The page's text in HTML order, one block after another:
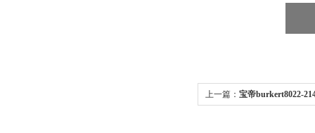
上一篇： 宝帝burkert8022-